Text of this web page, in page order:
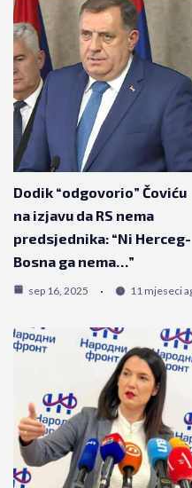
Dodik “odgovorio” Čoviću
na izjavu da RS nema
predsjednika: “Ni Herceg-
Bosna ga nema…”
sep 16, 2025 11 mjeseci